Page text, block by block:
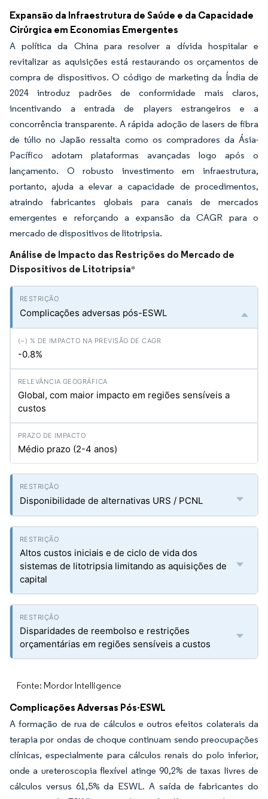
Expansão da Infraestrutura de Saúde e da Capacidade
Cirúrgica em Economias Emergentes
A política da China para resolver a dívida hospitalar e
revitalizar as aquisições está restaurando os orçamentos de
compra de dispositivos. O código de marketing da Índia de
2024 introduz padrões de conformidade mais claros,
incentivando a entrada de players estrangeiros e a
concorrência transparente. A rápida adoção de lasers de fibra
de túlio no Japão ressalta como os compradores da Ásia-
Pacífico adotam plataformas avançadas logo após o
lançamento. O robusto investimento em infraestrutura,
portanto, ajuda a elevar a capacidade de procedimentos,
atraindo fabricantes globais para canais de mercados
emergentes e reforçando a expansão da CAGR para o
mercado de dispositivos de litotripsia.
Análise de Impacto das Restrições do Mercado de
Dispositivos de Litotripsia*
Complicações adversas pós-ESWL
-0.8%
Global, com maior impacto em regiões sensíveis a
custos
Médio prazo (2-4 anos)
Disponibilidade de alternativas URS / PCNL
Altos custos iniciais e de ciclo de vida dos
sistemas de litotripsia limitando as aquisições de
capital
Disparidades de reembolso e restrições
orçamentárias em regiões sensíveis a custos
Fonte: Mordor Intelligence
Complicações Adversas Pós-ESWL
A formação de rua de cálculos e outros efeitos colaterais da
terapia por ondas de choque continuam sendo preocupações
clínicas, especialmente para cálculos renais do polo inferior,
onde a ureteroscopia flexível atinge 90,2% de taxas livres de
cálculos versus 61,5% da ESWL. A saída de fabricantes do